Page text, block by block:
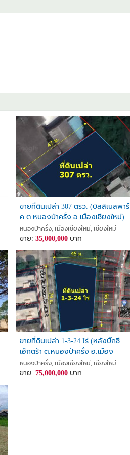
ขายที่ดินเปล่า 307 ตรว. (บิสสิเนสพาร์
ค ต.หนองป่าครั่ง อ.เมืองเชียงใหม่)
หนองป่าครั่ง, เมืองเชียงใหม่, เชียงใหม่
ขาย:35,000,000 บาท
ขายที่ดินเปล่า 1-3-24 ไร่ (หลังบิ๊กซี
เอ็กตร้า ต.หนองป่าครั่ง อ.เมือง
เชียงใหม่ จ.เชียงใหม่)
หนองป่าครั่ง, เมืองเชียงใหม่, เชียงใหม่
ขาย:75,000,000 บาท